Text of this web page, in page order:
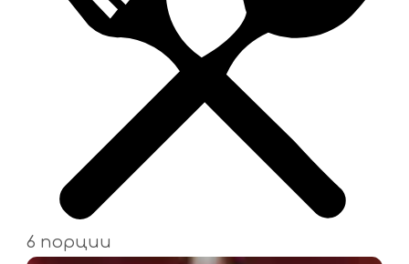
6 порции